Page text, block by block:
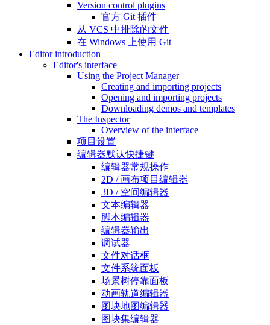
Version control plugins
官方 Git 插件
从 VCS 中排除的文件
在 Windows 上使用 Git
Editor introduction
Editor's interface
Using the Project Manager
Creating and importing projects
Opening and importing projects
Downloading demos and templates
The Inspector
Overview of the interface
项目设置
编辑器默认快捷键
编辑器常规操作
2D / 画布项目编辑器
3D / 空间编辑器
文本编辑器
脚本编辑器
编辑器输出
调试器
文件对话框
文件系统面板
场景树停靠面板
动画轨道编辑器
图块地图编辑器
图块集编辑器